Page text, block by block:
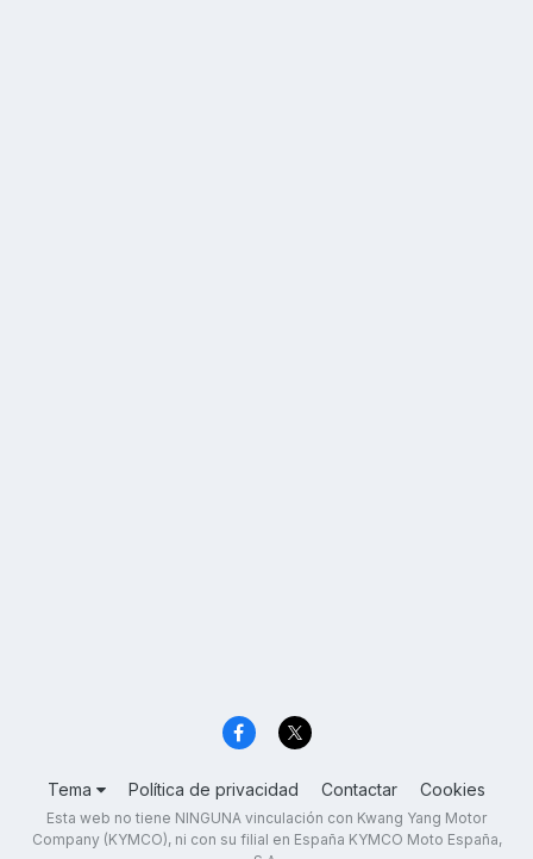
Tema Política de privacidad Contactar Cookies
Esta web no tiene NINGUNA vinculación con Kwang Yang Motor
Company (KYMCO), ni con su filial en España KYMCO Moto España,